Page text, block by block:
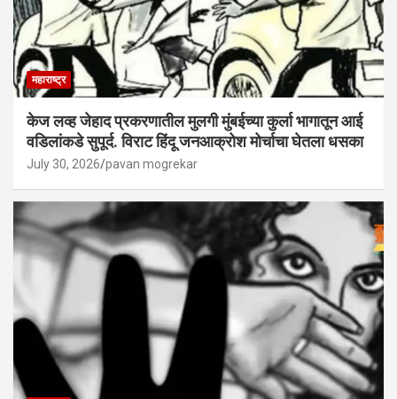
महाराष्ट्र
केज लव्ह जेहाद प्रकरणातील मुलगी मुंबईच्या कुर्ला भागातून आई
वडिलांकडे सुपूर्द. विराट हिंदू जनआक्रोश मोर्चाचा घेतला धसका
July 30, 2026 pavan mogrekar